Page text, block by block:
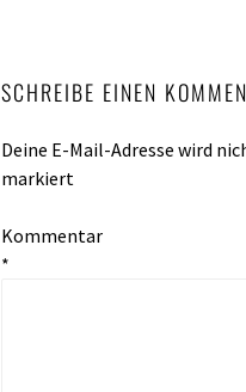
SCHREIBE EINEN
Deine E-Mail-Adresse wird
markiert
Kommentar
*